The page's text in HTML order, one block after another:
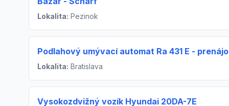
Lokalita: Pezinok
Podlahový umývací automat Ra 431 E -
Lokalita: Bratislava
Vysokozdvižný vozík Hyundai 20DA-7E